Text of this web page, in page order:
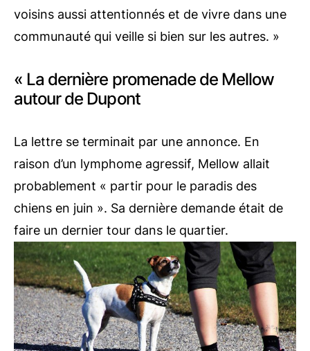
voisins aussi attentionnés et de vivre dans une
communauté qui veille si bien sur les autres. »
« La dernière promenade de Mellow
autour de Dupont
La lettre se terminait par une annonce. En
raison d’un lymphome agressif, Mellow allait
probablement « partir pour le paradis des
chiens en juin ». Sa dernière demande était de
faire un dernier tour dans le quartier.